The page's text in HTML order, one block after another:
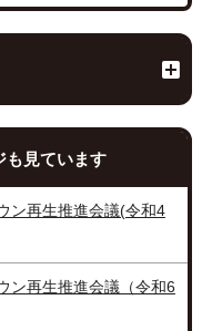
も見ています
ン再生推進会議(令和4
ン再生推進会議（令和6